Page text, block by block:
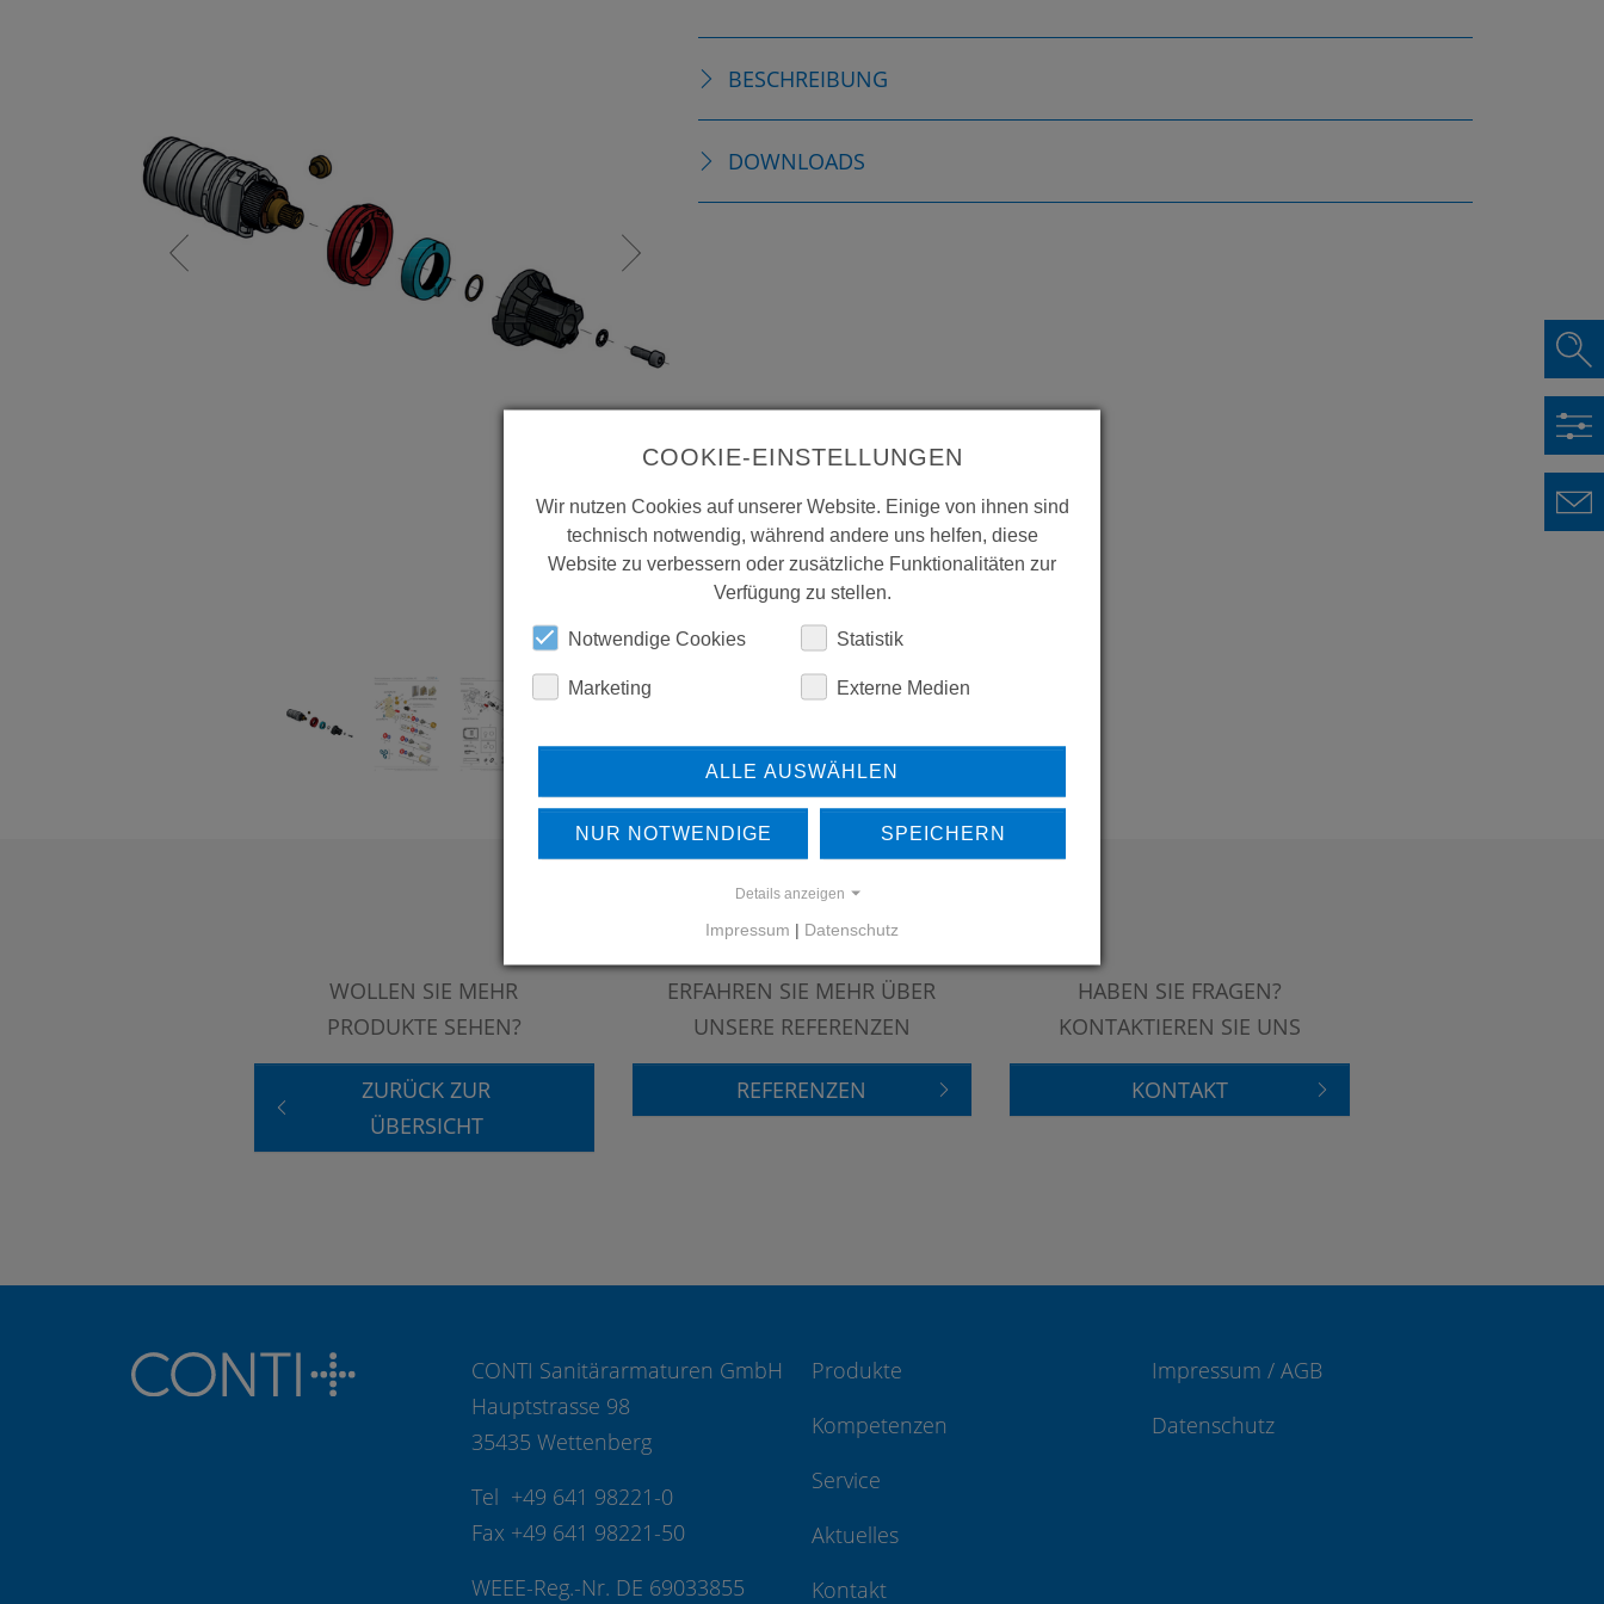
BESCHREIBUNG
DOWNLOADS
WOLLEN SIE MEHR
PRODUKTE SEHEN?
ZURÜCK ZUR
ÜBERSICHT
ERFAHREN SIE MEHR ÜBER
UNSERE REFERENZEN
REFERENZEN
HABEN SIE FRAGEN?
KONTAKTIEREN SIE UNS
KONTAKT
CONTI Sanitärarmaturen GmbH
Hauptstrasse 98
35435 Wettenberg
Tel +49 641 98221-0
Fax +49 641 98221-50
WEEE-Reg.-Nr. DE 69033855
Produkte
Kompetenzen
Service
Aktuelles
Kontakt
Impressum / AGB
Datenschutz
COOKIE-EINSTELLUNGEN
Wir nutzen Cookies auf unserer Website. Einige von ihnen sind
technisch notwendig, während andere uns helfen, diese
Website zu verbessern oder zusätzliche Funktionalitäten zur
Verfügung zu stellen.
Notwendige Cookies Statistik
Marketing Externe Medien
ALLE AUSWÄHLEN
NUR NOTWENDIGE SPEICHERN
Details anzeigen
Impressum | Datenschutz